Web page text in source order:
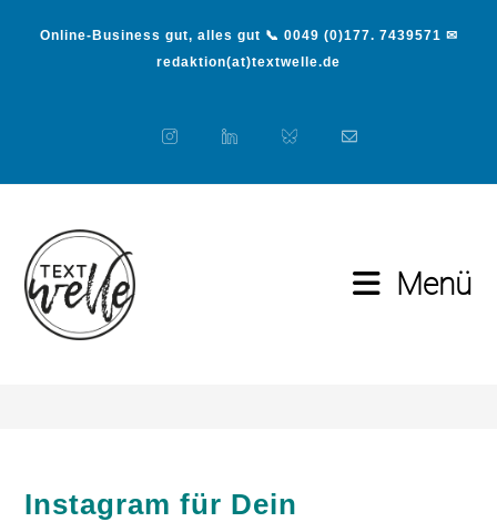
Online-Business gut, alles gut 📞 0049 (0)177. 7439571 ✉
redaktion(at)textwelle.de
Menü
Blog
Instagram für Dein